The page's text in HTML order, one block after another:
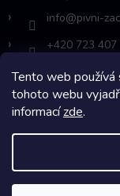
Tento web používá
tohoto webu
informacízde.
info@pivni-
+420 723 407
https://
m/